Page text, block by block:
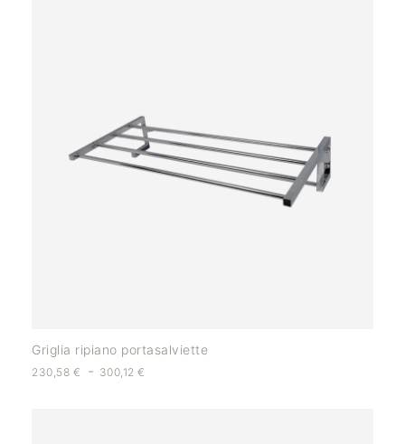
Griglia ripiano portasalviette
230,58 € - 300,12€